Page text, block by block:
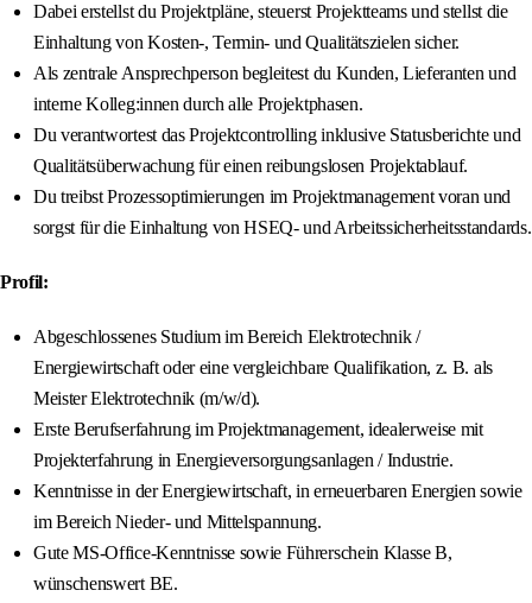
Dabei erstellst du Projektpläne, steuerst Projektteams und stellst die
Einhaltung von Kosten-, Termin- und Qualitätszielen sicher.
Als zentrale Ansprechperson begleitest du Kunden, Lieferanten und
interne Kolleg:innen durch alle Projektphasen.
Du verantwortest das Projektcontrolling inklusive Statusberichte und
Qualitätsüberwachung für einen reibungslosen Projektablauf.
Du treibst Prozessoptimierungen im Projektmanagement voran und
sorgst für die Einhaltung von HSEQ- und Arbeitssicherheitsstandards.
Profil:
Abgeschlossenes Studium im Bereich Elektrotechnik /
Energiewirtschaft oder eine vergleichbare Qualifikation, z. B. als
Meister Elektrotechnik (m/w/d).
Erste Berufserfahrung im Projektmanagement, idealerweise mit
Projekterfahrung in Energieversorgungsanlagen / Industrie.
Kenntnisse in der Energiewirtschaft, in erneuerbaren Energien sowie
im Bereich Nieder- und Mittelspannung.
Gute MS-Office-Kenntnisse sowie Führerschein Klasse B,
wünschenswert BE.